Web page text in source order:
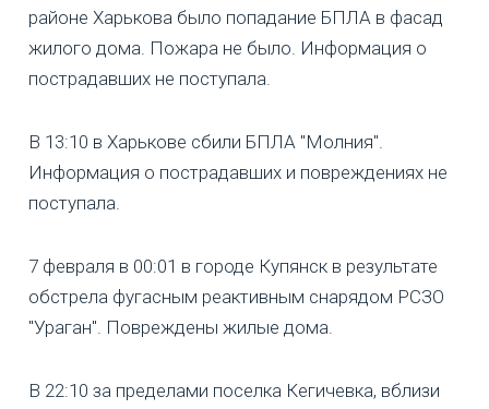
районе Харькова было попадание БПЛА в фасад
жилого дома. Пожара не было. Информация о
пострадавших не поступала.
В 13:10 в Харькове сбили БПЛА "Молния".
Информация о пострадавших и повреждениях не
поступала.
7 февраля в 00:01 в городе Купянск в результате
обстрела фугасным реактивным снарядом РСЗО
"Ураган". Повреждены жилые дома.
В 22:10 за пределами поселка Кегичевка, вблизи